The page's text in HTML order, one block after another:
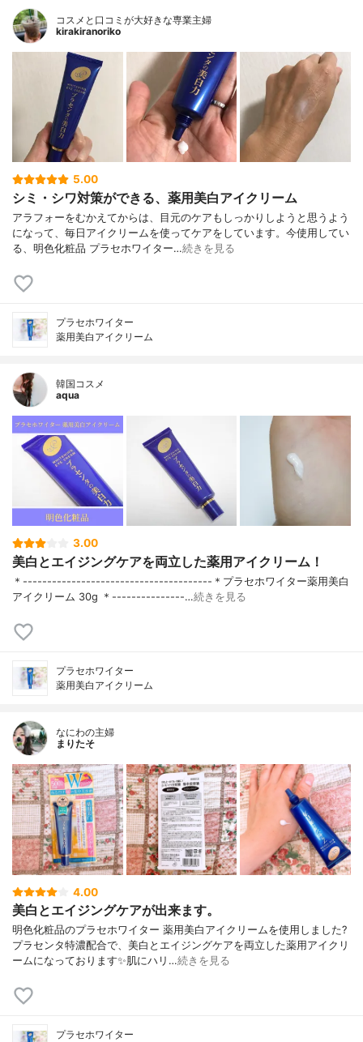
コスメと口コミが大好きな専業主婦
kirakiranoriko
5.00
シミ・シワ対策ができる、薬用美白アイクリーム
アラフォーをむかえてからは、目元のケアもしっかりしようと思うよう
になって、毎日アイクリームを使ってケアをしています。今使用してい
る、明色化粧品 プラセホワイター…続きを見る
プラセホワイター
薬用美白アイクリーム
韓国コスメ
aqua
3.00
美白とエイジングケアを両立した薬用アイクリーム！
＊---------------------------------------＊プラセホワイター薬用美白
アイクリーム 30g ＊---------------…続きを見る
プラセホワイター
薬用美白アイクリーム
なにわの主婦
まりたそ
4.00
美白とエイジングケアが出来ます。
明色化粧品のプラセホワイター 薬用美白アイクリームを使用しました?
プラセンタ特濃配合で、美白とエイジングケアを両立した薬用アイクリ
ームになっております✨肌にハリ…続きを見る
プラセホワイター